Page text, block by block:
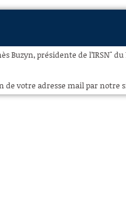
Buzyn, présidente de l’IRSN"
de votre adresse mail par notre